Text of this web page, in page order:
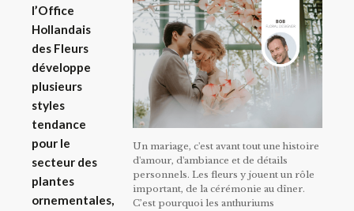
l’Office
Hollandais
des Fleurs
développe
plusieurs
styles
tendance
pour le
secteur des
plantes
ornementales,
Un mariage, c'est avant tout une histoire
d'amour, d'ambiance et de détails
personnels. Les fleurs y jouent un rôle
important, de la cérémonie au dîner.
C’est pourquoi les anthuriums